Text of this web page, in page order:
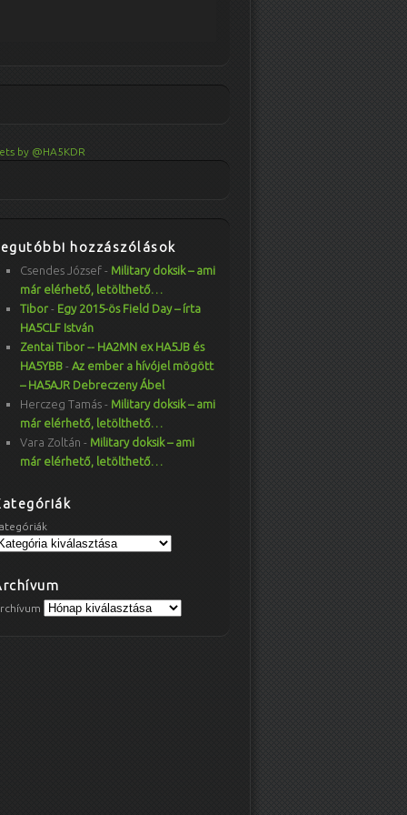
by @HA5KDR
hozzászólások
Csendes József - Military doksik – ami
már elérhető, letölthető…
Tibor - Egy 2015-ös Field Day – írta
HA5CLF István
Zentai Tibor -- HA2MN ex HA5JB és
HA5YBB - Az ember a hívójel mögött
– HA5AJR Debreczeny Ábel
Herczeg Tamás - Military doksik – ami
már elérhető, letölthető…
Vara Zoltán - Military doksik – ami
már elérhető, letölthető…